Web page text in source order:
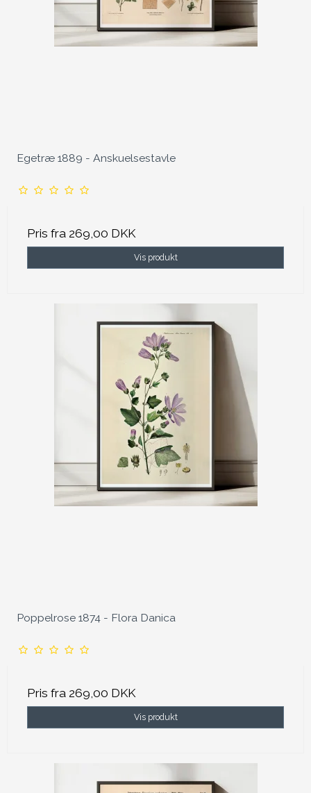
Egetræ 1889 - Anskuelsestavle
Pris fra 269,00 DKK
Vis produkt
Poppelrose 1874 - Flora Danica
Pris fra 269,00 DKK
Vis produkt